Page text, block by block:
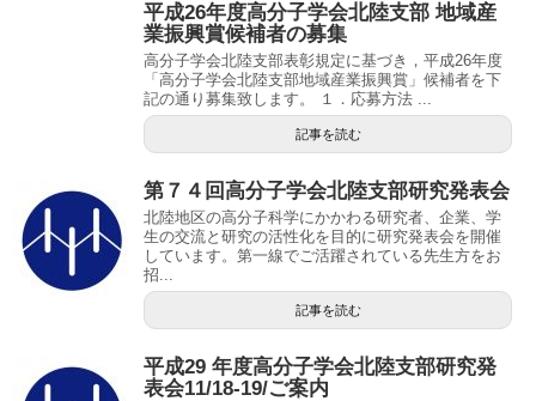
平成26年度高分子学会北陸支部 地域産
業振興賞候補者の募集
高分子学会北陸支部表彰規定に基づき，平成26年度
「高分子学会北陸支部地域産業振興賞」候補者を下
記の通り募集致します。 １．応募方法 ...
記事を読む
第７４回高分子学会北陸支部研究発表会
北陸地区の高分子科学にかかわる研究者、企業、学
生の交流と研究の活性化を目的に研究発表会を開催
しています。第一線でご活躍されている先生方をお
招...
記事を読む
平成29 年度高分子学会北陸支部研究発
表会11/18-19/ご案内